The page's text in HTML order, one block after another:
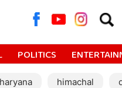
for:
POLITICS
haryana himachal